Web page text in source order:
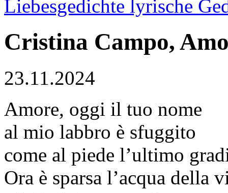
Liebesgedichte lyrische
Cristina Campo,
23.11.2024
Amore, oggi il tuo nome
al mio labbro è sfuggito
come al piede l’ultimo
Ora è sparsa l’acqua della